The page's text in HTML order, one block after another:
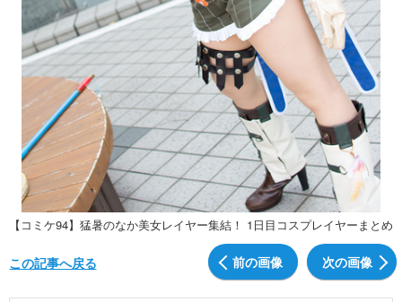
【コミケ94】猛暑のなか美女レイヤー集結！ 1日目コスプレイヤーまとめ
前の画像 次の画像
この記事へ戻る